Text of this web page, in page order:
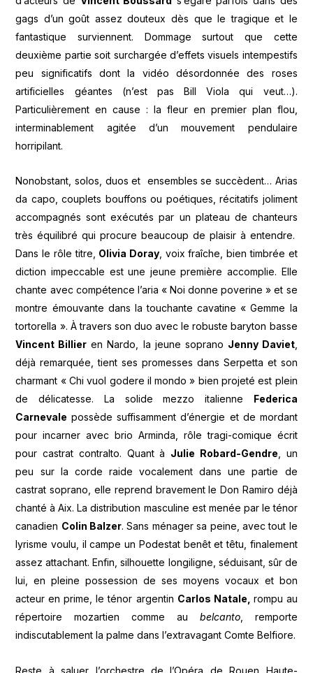
gags d’un goût assez douteux dès que le tragique et le
fantastique surviennent. Dommage surtout que cette
deuxième partie soit surchargée d’effets visuels intempestifs
peu significatifs dont la vidéo désordonnée des roses
artificielles géantes (n’est pas Bill Viola qui veut…).
Particulièrement en cause : la fleur en premier plan flou,
interminablement agitée d’un mouvement pendulaire
horripilant.
Nonobstant, solos, duos et ensembles se succèdent… Arias
da capo, couplets bouffons ou poétiques, récitatifs joliment
accompagnés sont exécutés par un plateau de chanteurs
très équilibré qui procure beaucoup de plaisir à entendre.
Dans le rôle titre, Olivia Doray, voix fraîche, bien timbrée et
diction impeccable est une jeune première accomplie. Elle
chante avec compétence l’aria « Noi donne poverine » et se
montre émouvante dans la touchante cavatine « Gemme la
tortorella ». À travers son duo avec le robuste baryton basse
Vincent Billier en Nardo, la jeune soprano Jenny Daviet,
déjà remarquée, tient ses promesses dans Serpetta et son
charmant « Chi vuol godere il mondo » bien projeté est plein
de délicatesse. La solide mezzo italienne
Federica
Carnevale possède suffisamment d’énergie et de mordant
pour incarner avec brio Arminda, rôle tragi-comique écrit
pour castrat contralto. Quant à Julie Robard-Gendre, un
peu sur la corde raide vocalement dans une partie de
castrat soprano, elle reprend bravement le Don Ramiro déjà
chanté à Aix. La distribution masculine est menée par le ténor
canadien Colin Balzer. Sans ménager sa peine, avec tout le
lyrisme voulu, il campe un Podestat benêt et têtu, finalement
assez attachant. Enfin, silhouette longiligne, séduisant, sûr de
lui, en pleine possession de ses moyens vocaux et bon
acteur en prime, le ténor argentin Carlos Natale, rompu au
répertoire mozartien comme au belcanto, remporte
indiscutablement la palme dans l’extravagant Comte Belfiore.
Reste à saluer l’orchestre de l’Opéra de Rouen Haute-